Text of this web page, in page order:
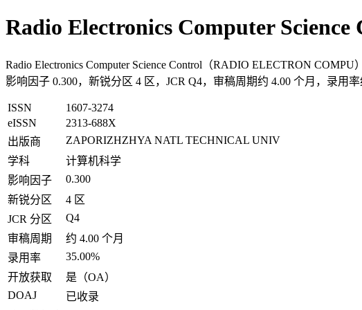
Radio Electronics Computer
Radio Electronics Computer Science Control（RADIO ELECTRON
影响因子 0.300，新锐分区 4 区，JCR Q4，审稿周期约 4.00 个月，录用
ISSN
1607-3274
eISSN
2313-688X
出版商
ZAPORIZHZHYA NATL TECHNICAL UNIV
学科
计算机科学
影响因子
0.300
新锐分区
4 区
JCR 分区
Q4
审稿周期
约 4.00 个月
录用率
35.00%
开放获取
是（OA）
DOAJ
已收录